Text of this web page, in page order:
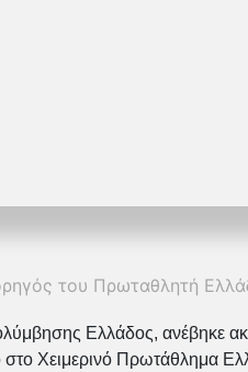
του Πρωταθλητή
Ελλάδος, ανέβηκε
στο Χειμερινό Πρωτάθλημα